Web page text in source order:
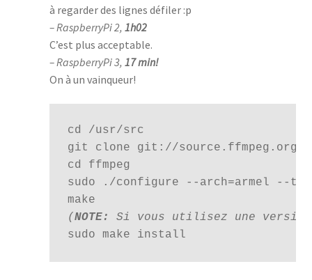
à regarder des lignes défiler :p
– RaspberryPi 2, 1h02
C’est plus acceptable.
– RaspberryPi 3, 17 min!
On à un vainqueur!
cd /usr/
cd
sudo
. /configure -- arch=armel --
(NOTE:
Si vous utilisez une
sudo make install